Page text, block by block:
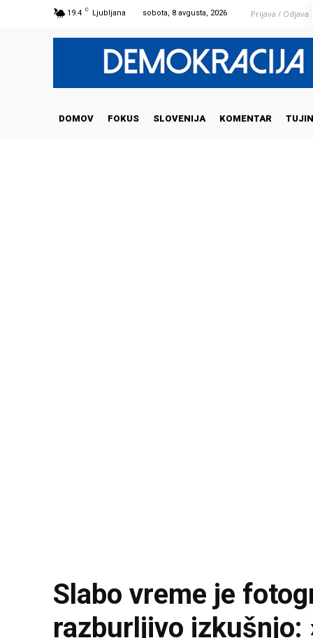
19.4 C Ljubljana sobota, 8 avgusta, 2026 Prijava / Odjava
DOMOV FOKUS SLOVENIJA KOMENTAR
Slabo vreme je
razburljivo izkušnjo: